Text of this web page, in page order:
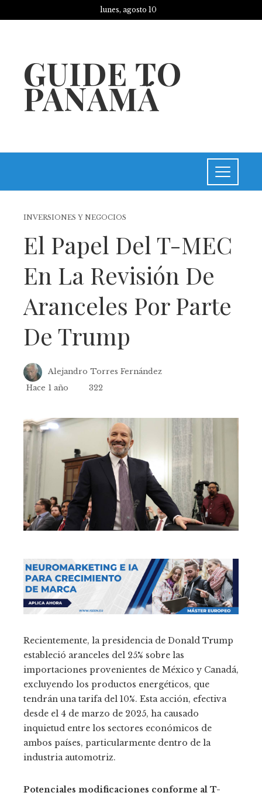
lunes, agosto 10
GUIDE TO
PANAMÁ
INVERSIONES Y NEGOCIOS
El Papel Del T-MEC
En La Revisión De
Aranceles Por Parte
De Trump
Alejandro Torres Fernández
Hace 1 año
322
Recientemente, la presidencia de Donald Trump
estableció aranceles del 25% sobre las
importaciones provenientes de México y Canadá,
excluyendo los productos energéticos, que
tendrán una tarifa del 10%. Esta acción, efectiva
desde el 4 de marzo de 2025, ha causado
inquietud entre los sectores económicos de
ambos países, particularmente dentro de la
industria automotriz.
Potenciales modificaciones conforme al T-